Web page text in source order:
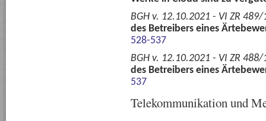
BGH v. 12.10.2021 - VI ZR 489/
des Betreibers eines
528-537
BGH v. 12.10.2021 - VI ZR 488/
des Betreibers eines
537
Telekommunikation und